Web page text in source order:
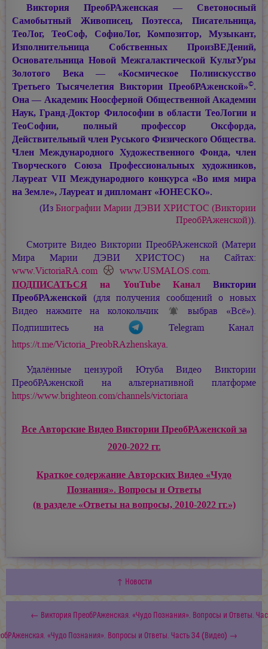
Виктория ПреобРАженская — Светоносный
Самобытный Живописец, Поэтесса, Писательница,
ТеоЛог, ТеоСоф, СофиоЛог, Композитор, Музыкант,
Изполнительница Собственных ПроизВЕДений,
Основательница Новой Межгалактической КультУры
Золотого Века — «Космическое Полиискусство
Третьего Тысячелетия Виктории ПреобРАженской»©.
Она — Академик Ноосферной Общественной Академии
Наук, Гранд-Доктор Философии в области ТеоЛогии и
ТеоСофии, полный профессор Оксфорда,
Действительный член Руського Физического Общества.
Член Международного Художественного Фонда, член
Творческого Союза Профессиональных художников,
Лауреат VII Международного конкурса «Во имя мира
на Земле», Лауреат и дипломант «ЮНЕСКО».
(ИзБиографииМарии ДЭВИ ХРИСТОС (Виктории
ПреобРАженской)).
Смотрите Видео Виктории ПреобРАженской (Матери
МираМарии ДЭВИ ХРИСТОС) на Сайтах:
www.VictoriaRA.com
www.USMALOS.com.
ПОДПИСАТЬСЯ на YouTube КаналВиктории
ПреобРАженской (для получения сообщений о новых
Видео нажмите на колокольчик
выбрав «Всё»).
Подпишитесь на
Telegram Канал
https://t.me/Victoria_PreobRAzhenskaya.
Удалённые цензурой Ютуба Видео Виктории
ПреобРАженской на альтернативной платформе
https://www.brighteon.com/channels/victoriara
Все Авторские Видео Виктории ПреобРАженской за
2020-2022 гг.
Краткое содержание Авторских Видео «Чудо
Познания». Вопросы и Ответы
(в разделе «Ответы на вопросы, 2010-2022 гг.»)
↑ Новости
← Виктория ПреобРАженская. «Чудо Познания». Вопросы и Ответы.
«Чудо Познания». Вопросы и Ответы. Часть 34 (Видео) →